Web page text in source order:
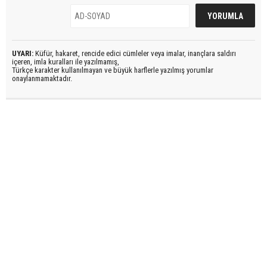
UYARI: Küfür, hakaret, rencide edici cümleler veya imalar, inançlara saldırı
içeren, imla kuralları ile yazılmamış,
Türkçe karakter kullanılmayan ve büyük harflerle yazılmış yorumlar
onaylanmamaktadır.